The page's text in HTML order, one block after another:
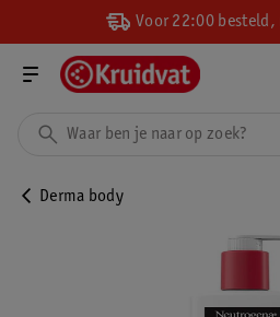
Voor 22:00 besteld,
Derma body